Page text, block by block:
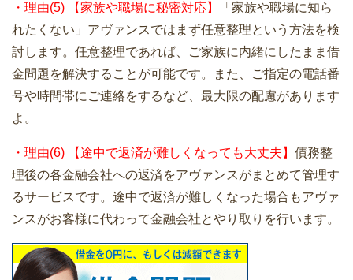
・理由(5) 【家族や職場に秘密対応】
「家族や職場に知ら
れたくない」アヴァンスではまず任意整理という方法を検
討します。任意整理であれば、ご家族に内緒にしたまま借
金問題を解決することが可能です。また、ご指定の電話番
号や時間帯にご連絡をするなど、最大限の配慮があります
よ。
・理由(6) 【途中で返済が難しくなっても大丈夫】 債務整
理後の各金融会社への返済をアヴァンスがまとめて管理す
るサービスです。途中で返済が難しくなった場合もアヴァ
ンスがお客様に代わって金融会社とやり取りを行います。